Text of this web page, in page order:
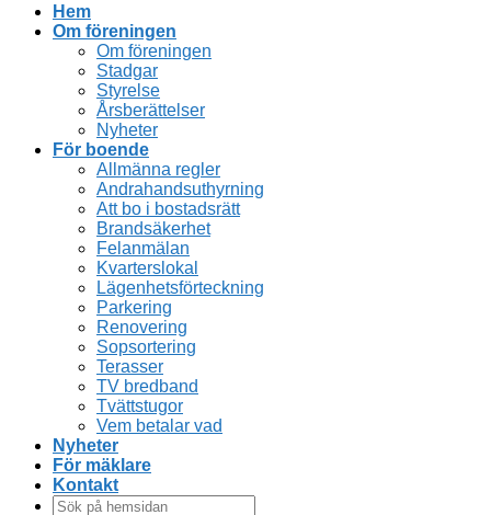
Hem
Om föreningen
Om föreningen
Stadgar
Styrelse
Årsberättelser
Nyheter
För boende
Allmänna regler
Andrahandsuthyrning
Att bo i bostadsrätt
Brandsäkerhet
Felanmälan
Kvarterslokal
Lägenhetsförteckning
Parkering
Renovering
Sopsortering
Terasser
TV bredband
Tvättstugor
Vem betalar vad
Nyheter
För mäklare
Kontakt